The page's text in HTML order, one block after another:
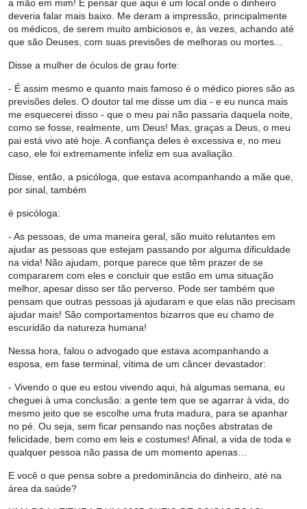
a mão em mim! E pensar que aqui é um local onde o dinheiro
deveria falar mais baixo. Me deram a impressão, principalmente
os médicos, de serem muito ambiciosos e, às vezes, achando até
que são Deuses, com suas previsões de melhoras ou mortes...
Disse a mulher de óculos de grau forte:
- É assim mesmo e quanto mais famoso é o médico piores são as
previsões deles. O doutor tal me disse um dia - e eu nunca mais
me esquecerei disso - que o meu pai não passaria daquela noite,
como se fosse, realmente, um Deus! Mas, graças a Deus, o meu
pai está vivo até hoje. A confiança deles é excessiva e, no meu
caso, ele foi extremamente infeliz em sua avaliação.
Disse, então, a psicóloga, que estava acompanhando a mãe que,
por sinal, também
é psicóloga:
- As pessoas, de uma maneira geral, são muito relutantes em
ajudar as pessoas que estejam passando por alguma dificuldade
na vida! Não ajudam, porque parece que têm prazer de se
compararem com eles e concluir que estão em uma situação
melhor, apesar disso ser tão perverso. Pode ser também que
pensam que outras pessoas já ajudaram e que elas não precisam
ajudar mais! São comportamentos bizarros que eu chamo de
escuridão da natureza humana!
Nessa hora, falou o advogado que estava acompanhando a
esposa, em fase terminal, vítima de um câncer devastador:
- Vivendo o que eu estou vivendo aqui, há algumas semana, eu
cheguei à uma conclusão: a gente tem que se agarrar à vida, do
mesmo jeito que se escolhe uma fruta madura, para se apanhar
no pé. Ou seja, sem ficar pensando nas noções abstratas de
felicidade, bem como em leis e costumes! Afinal, a vida de toda e
qualquer pessoa não passa de um momento apenas…
E você o que pensa sobre a predominância do dinheiro, até na
área da saúde?